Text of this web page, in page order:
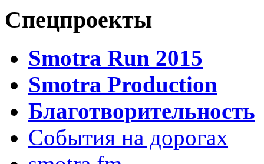
Спецпроекты
Smotra Run 2015
Smotra Production
Благотворительность
События на дорогах